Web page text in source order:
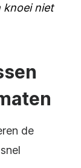
knoei niet
de